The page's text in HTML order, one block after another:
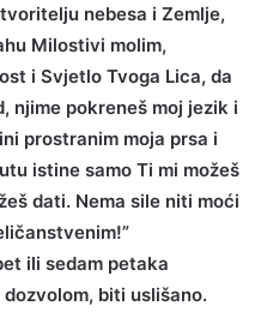
nebesa i Zemlje,
Milostivi molim,
i Svjetlo Tvoga Lica, da
njime pokreneš moj jezik i
prostranim moja prsa i
istine samo Ti mi možeš
dati. Nema sile niti moći
ili sedam petaka
biti uslišano.